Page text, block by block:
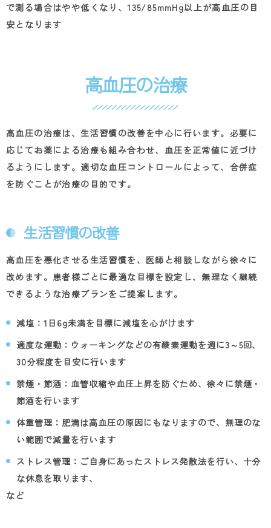
で測る場合はやや低くなり、135/85mmHg以上が高血圧の目
安となります
高血圧の治療
高血圧の治療は、生活習慣の改善を中心に行います。必要に
応じてお薬による治療も組み合わせ、血圧を正常値に近づけ
るようにします。適切な血圧コントロールによって、合併症
を防ぐことが治療の目的です。
生活習慣の改善
高血圧を悪化させる生活習慣を、医師と相談しながら徐々に
改めます。患者様ごとに最適な目標を設定し、無理なく継続
できるような治療プランをご提案します。
減塩： 1 日 6g未満を目標に減塩を心がけます
適度な運動：ウォーキングなどの有酸素運動を週に3 ～5回、
30分程度を目安に行います
禁煙・節酒：血管収縮や血圧上昇を防ぐため、徐々に禁煙・
節酒を行います
体重管理：肥満は高血圧の原因にもなりますので、無理のな
い範囲で減量を行います
ストレス管理：ご自身にあったストレス発散法を行い、十分
な休息を取ります、
など